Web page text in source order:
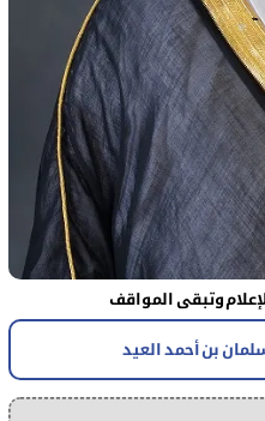
وتبقى المواقف
بن أحمد العيد